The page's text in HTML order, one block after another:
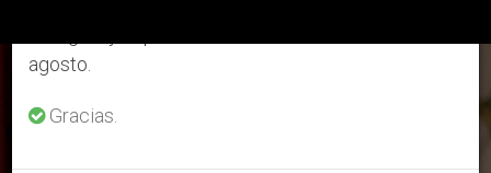
ÚLTIMAS NOTICIAS
agosto.
Gracias.